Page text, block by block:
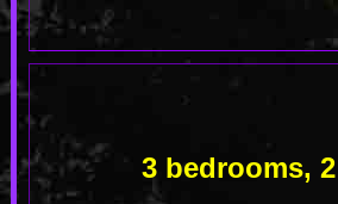
3 bedrooms,